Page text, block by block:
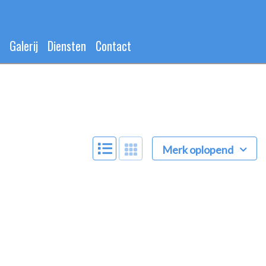
Galerij Diensten Contact
Merk oplopend